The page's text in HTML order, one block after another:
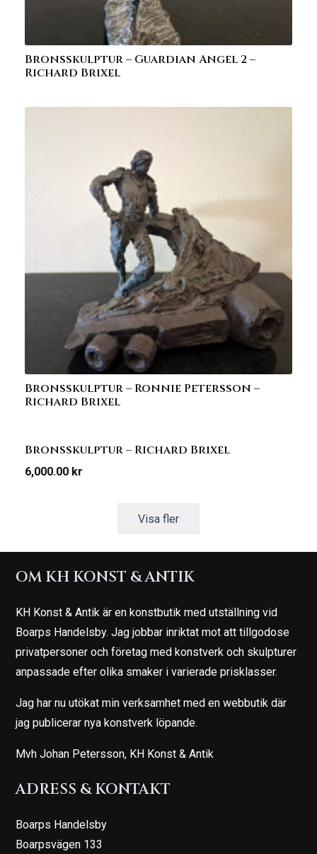
Bronsskulptur – Guardian Angel 2 –
Richard Brixel
Bronsskulptur – Ronnie Petersson –
Richard Brixel
Bronsskulptur – Richard Brixel
6,000.00 kr
Visa fler
OM KH KONST & ANTIK
KH Konst & Antik är en konstbutik med utställning vid
Boarps Handelsby. Jag jobbar inriktat mot att tillgodose
privatpersoner och företag med konstverk och skulpturer
anpassade efter olika smaker i varierade prisklasser.
Jag har nu utökat min verksamhet med en webbutik där
jag publicerar nya konstverk löpande.
Mvh Johan Petersson, KH Konst & Antik
ADRESS & KONTAKT
Boarps Handelsby
Boarpsvägen 133